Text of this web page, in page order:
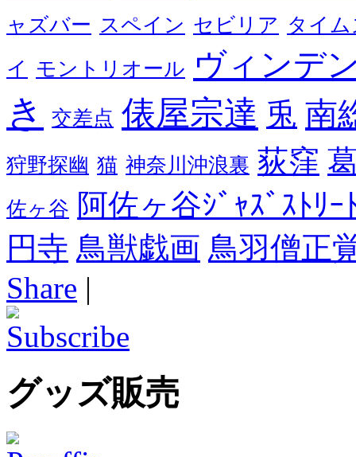
ャズバー スペイン セビリア タイ
イ モントリオール ヴィンデ
き 交差点 俵屋宗達 兎 南
狩野探幽 猫 神奈川沖浪裏 荻窪
佐ヶ谷 阿佐ヶ谷ｼﾞｬｽﾞｽﾄﾘｰ
円寺 鳥獣戯画 鳥羽僧正
Share |
グッズ販売